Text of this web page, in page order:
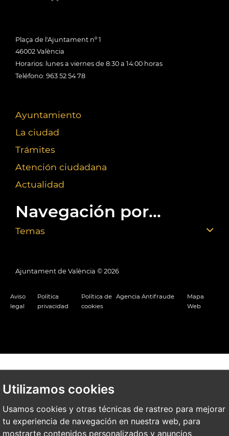
Utilizamos cookies
Usamos cookies y otras técnicas de rastreo para mejorar
tu experiencia de navegación en nuestra web, para
mostrarte contenidos personalizados y anuncios
Plaça de l'Ajuntament nº 1
46002 València
Horarios: lunes a viernes de 8:30 a 14:00 horas
Teléfono: 963 52 54 78
Ayuntamiento
La ciudad
Trámites
Atención ciudadana
Actualidad
Navegación por...
Temas
Ajuntament de València © 2026
Aviso
legal
Política
privacidad
Política de
cookies
Agencia Antifraude
Mapa
Web